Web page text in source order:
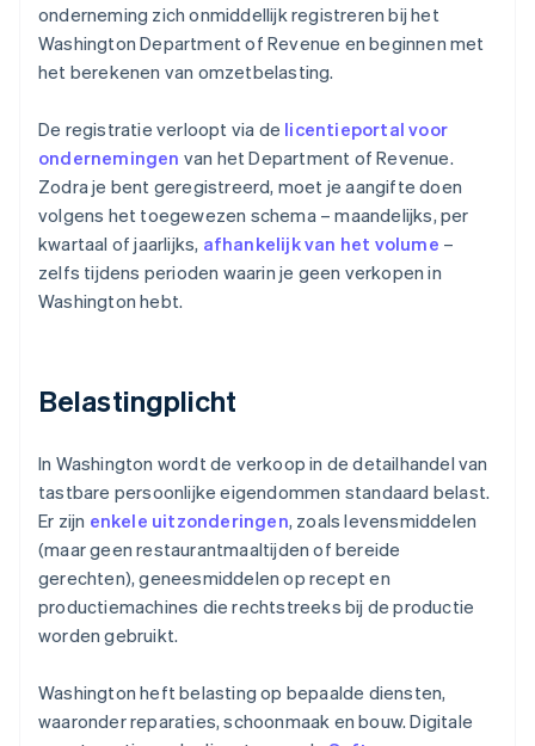
onderneming zich onmiddellijk registreren bij het
Washington Department of Revenue en beginnen met
het berekenen van omzetbelasting.
De registratie verloopt via de licentieportal voor
ondernemingen van het Department of Revenue.
Zodra je bent geregistreerd, moet je aangifte doen
volgens het toegewezen schema – maandelijks, per
kwartaal of jaarlijks, afhankelijk van het volume –
zelfs tijdens perioden waarin je geen verkopen in
Washington hebt.
Belastingplicht
In Washington wordt de verkoop in de detailhandel van
tastbare persoonlijke eigendommen standaard belast.
Er zijn enkele uitzonderingen, zoals levensmiddelen
(maar geen restaurantmaaltijden of bereide
gerechten), geneesmiddelen op recept en
productiemachines die rechtstreeks bij de productie
worden gebruikt.
Washington heft belasting op bepaalde diensten,
waaronder reparaties, schoonmaak en bouw. Digitale